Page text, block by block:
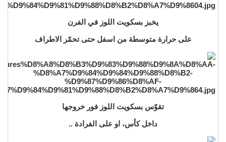
يخبز بسكويت اللوز في الفرن
على حرارة متوسطة من اسفل حتى تحمّر الاطراف
تقوّس بسكويت اللوز فور خروجها
داخل كأس، او على الفرادة ..